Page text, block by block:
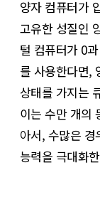
양자 컴퓨터가
고유한 성질인
털 컴퓨터가 0
를 사용한다면,
상태를 가지는
이는 수만 개의
아서, 수많은
능력을 극대화